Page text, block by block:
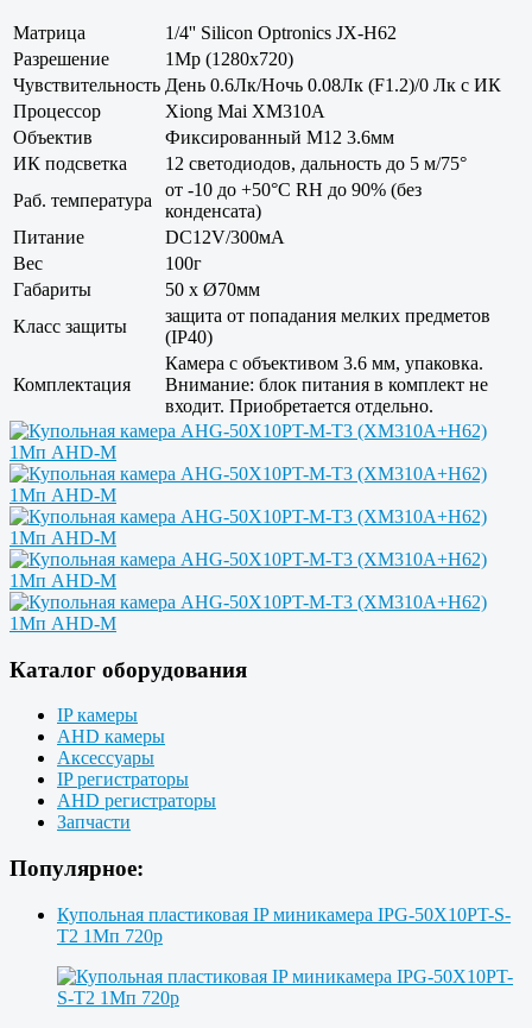
Матрица
1/4'' Silicon Optronics JX-H62
Разрешение
1Mp (1280x720)
Чувствительность День 0.6Лк/Ночь 0.08Лк (F1.2)/0 Лк с ИК
Процессор
Xiong Mai XM310A
Объектив
Фиксированный M12 3.6мм
ИК подсветка
12 светодиодов, дальность до 5 м/75°
Раб. температура
от -10 до +50°С RH до 90% (без
конденсата)
Питание
DC12V/300мА
Вес
100г
Габариты
50 x Ø70мм
Класс защиты
защита от попадания мелких предметов
(IP40)
Комплектация
Камера с объективом 3.6 мм, упаковка.
Внимание: блок питания в комплект не
входит. Приобретается отдельно.
Каталог оборудования
IP камеры
AHD камеры
Аксессуары
IP регистраторы
AHD регистраторы
Запчасти
Популярное:
Купольная пластиковая IP миникамера IPG-50X10PT-S-
T2 1Мп 720p